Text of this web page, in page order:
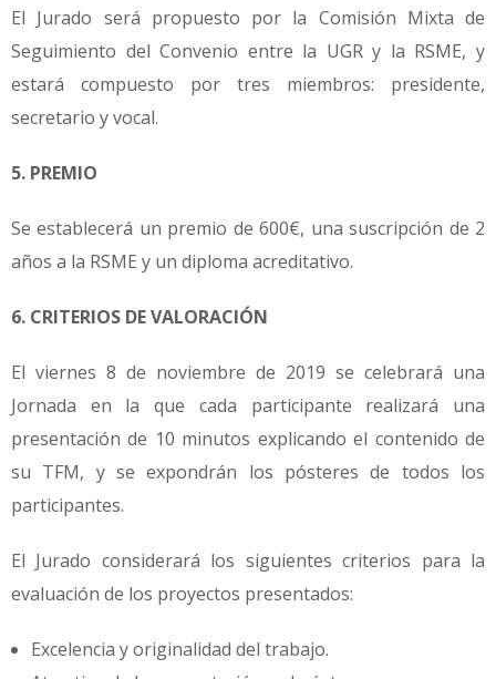
El Jurado será propuesto por la Comisión Mixta de
Seguimiento del Convenio entre la UGR y la RSME, y
estará compuesto por tres miembros: presidente,
secretario y vocal.
5. PREMIO
Se establecerá un premio de 600€, una suscripción de 2
años a la RSME y un diploma acreditativo.
6. CRITERIOS DE VALORACIÓN
El viernes 8 de noviembre de 2019 se celebrará una
Jornada en la que cada participante realizará una
presentación de 10 minutos explicando el contenido de
su TFM, y se expondrán los pósteres de todos los
participantes.
El Jurado considerará los siguientes criterios para la
evaluación de los proyectos presentados:
Excelencia y originalidad del trabajo.